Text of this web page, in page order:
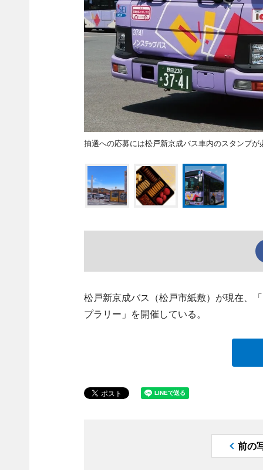
抽選への応募には松戸新京成バス車内のスタンプが
松戸新京成バス（松戸市紙敷）が現在、
プラリー」を開催している。
前の